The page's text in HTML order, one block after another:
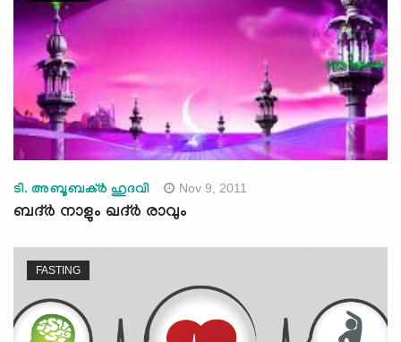
ടി. അബൂബക്ര്‍ ഹുദവി Nov 9, 2011
ബദ്ര്‍ നാളും ഖദ്ര്‍ രാവും
FASTING